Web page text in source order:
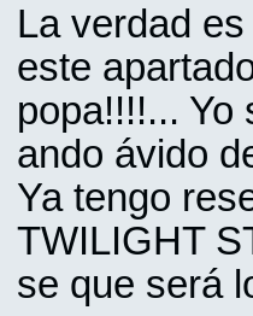
La verdad
este
popa!!!!...
ando ávido
Ya tengo
TWILIGHT
se que será